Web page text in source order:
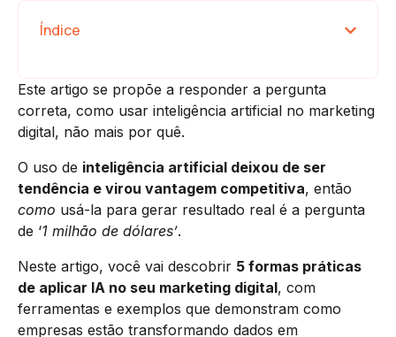
Índice
Este artigo se propõe a responder a pergunta
correta, como usar inteligência artificial no marketing
digital, não mais por quê.
O uso de inteligência artificial deixou de ser
tendência e virou vantagem competitiva, então
como usá-la para gerar resultado real é a pergunta
de ‘1 milhão de dólares’.
Neste artigo, você vai descobrir 5 formas práticas
de aplicar IA no seu marketing digital, com
ferramentas e exemplos que demonstram como
empresas estão transformando dados em